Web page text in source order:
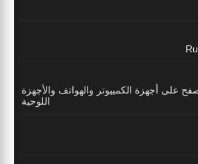
على أجهزة الكمبيوتر والهواتف والأجهزة
اللوحية